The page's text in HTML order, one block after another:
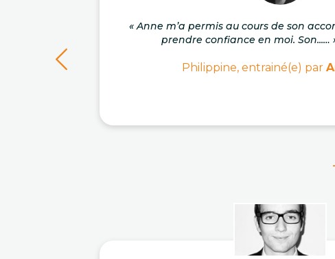
« Anne m’a permis au cours de son
prendre confiance en moi. Son...…
Philippine, entrainé(e) par